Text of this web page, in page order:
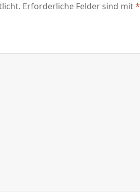
Erforderliche Felder sind mit*